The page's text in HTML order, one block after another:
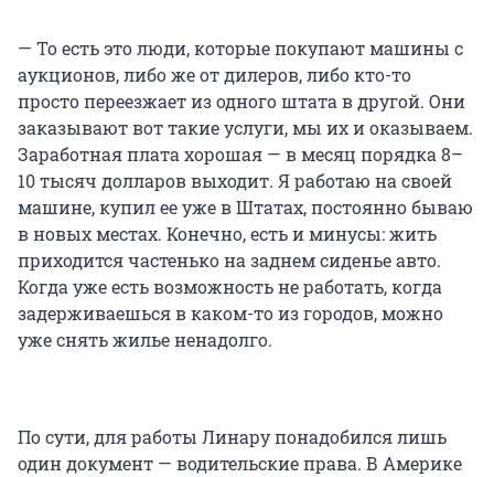
— То есть это люди, которые покупают машины с
аукционов, либо же от дилеров, либо кто-то
просто переезжает из одного штата в другой. Они
заказывают вот такие услуги, мы их и оказываем.
Заработная плата хорошая — в месяц порядка 8–
10 тысяч долларов выходит. Я работаю на своей
машине, купил ее уже в Штатах, постоянно бываю
в новых местах. Конечно, есть и минусы: жить
приходится частенько на заднем сиденье авто.
Когда уже есть возможность не работать, когда
задерживаешься в каком-то из городов, можно
уже снять жилье ненадолго.
По сути, для работы Линару понадобился лишь
один документ — водительские права. В Америке